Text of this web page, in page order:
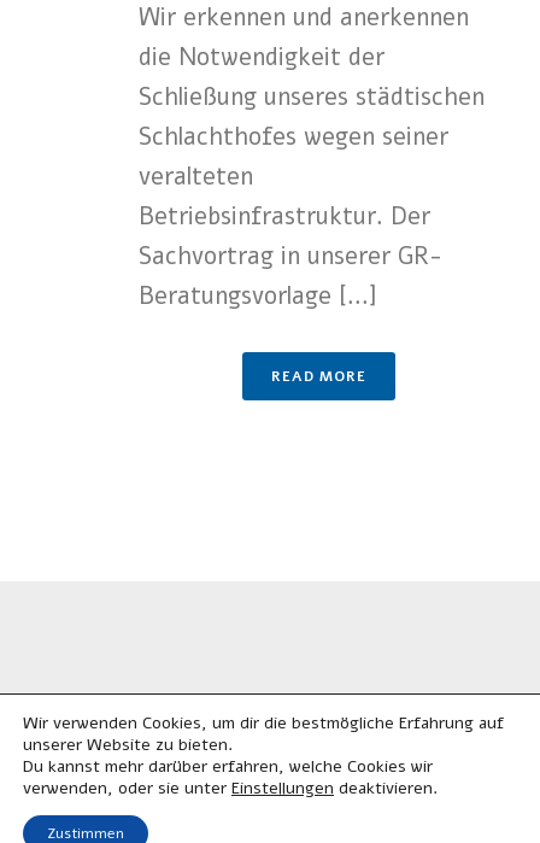
Wir erkennen und anerkennen
die Notwendigkeit der
Schließung unseres städtischen
Schlachthofes wegen seiner
veralteten
Betriebsinfrastruktur. Der
Sachvortrag in unserer GR-
Beratungsvorlage [...]
READ MORE
Alle Rechte vorbehalten. © 2023
Wir verwenden Cookies, um dir die bestmögliche Erfahrung auf
unserer Website zu bieten.
Du kannst mehr darüber erfahren, welche Cookies wir
verwenden, oder sie unter Einstellungen deaktivieren.
Zustimmen